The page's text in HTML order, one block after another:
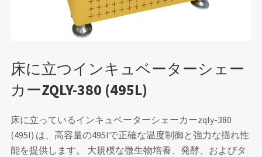
床に立つインキュベーターシェー
カーZQLY-380 (495L)
床に立っているインキュベーターシェーカーzqly-380
(495l) は、高容量の495lで正確な温度制御と強力な揺れ性
能を提供します。 大規模な微生物培養、発酵、およびタ